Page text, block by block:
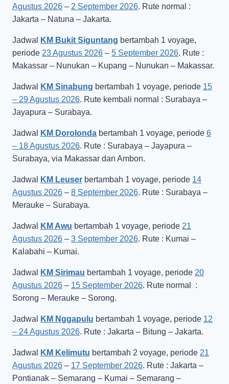
Agustus 2026 – 2 September 2026. Rute normal :
Jakarta – Natuna – Jakarta.
Jadwal KM Bukit Siguntang bertambah 1 voyage,
periode 23 Agustus 2026 – 5 September 2026. Rute :
Makassar – Nunukan – Kupang – Nunukan – Makassar.
Jadwal KM Sinabung bertambah 1 voyage, periode 15
– 29 Agustus 2026. Rute kembali normal : Surabaya –
Jayapura – Surabaya.
Jadwal KM Dorolonda bertambah 1 voyage, periode 6
– 18 Agustus 2026. Rute : Surabaya – Jayapura –
Surabaya, via Makassar dan Ambon.
Jadwal KM Leuser bertambah 1 voyage, periode 14
Agustus 2026 – 8 September 2026. Rute : Surabaya –
Merauke – Surabaya.
Jadwal KM Awu bertambah 1 voyage, periode 21
Agustus 2026 – 3 September 2026. Rute : Kumai –
Kalabahi – Kumai.
Jadwal KM Sirimau bertambah 1 voyage, periode 20
Agustus 2026 – 15 September 2026. Rute normal :
Sorong – Merauke – Sorong.
Jadwal KM Nggapulu bertambah 1 voyage, periode 12
– 24 Agustus 2026. Rute : Jakarta – Bitung – Jakarta.
Jadwal KM Kelimutu bertambah 2 voyage, periode 21
Agustus 2026 – 17 September 2026. Rute : Jakarta –
Pontianak – Semarang – Kumai – Semarang –